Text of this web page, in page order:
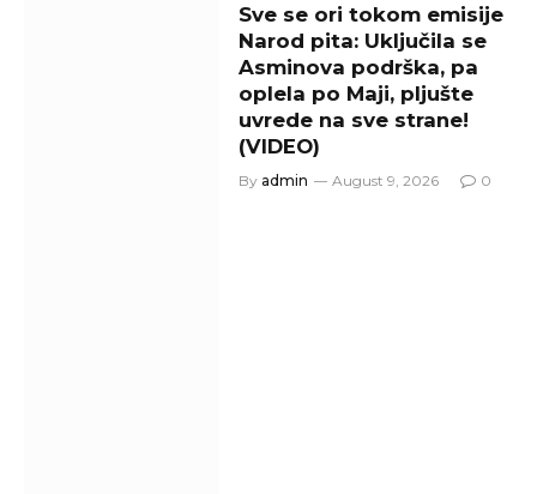
Sve se ori tokom emisije
Narod pita: Uključila se
Asminova podrška, pa
oplela po Maji, pljušte
uvrede na sve strane!
(VIDEO)
By admin August 9, 2026 0